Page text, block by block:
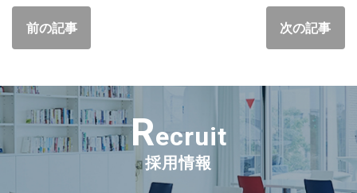
前の記事 次の記事
Recruit
採用情報